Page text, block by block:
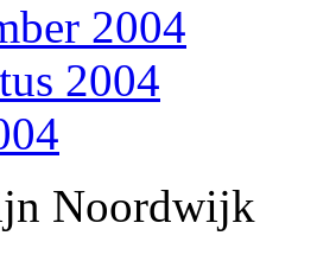
2004
2004
Noordwijk